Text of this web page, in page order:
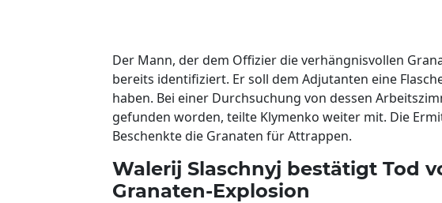
Der Mann, der dem Offizier die verhängnisvollen
bereits identifiziert. Er soll dem Adjutanten eine
haben. Bei einer Durchsuchung von dessen
gefunden worden, teilte Klymenko weiter mit. Die
Beschenkte die Granaten für Attrappen.
Walerij Slaschnyj bestätigt Tod
Granaten-Explosion